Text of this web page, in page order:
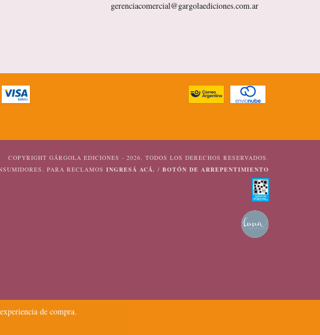
de compra.
gerenciacomercial@gargolaediciones.com.ar
COPYRIGHT GÁRGOLA EDICIONES - 2026. TODOS LOS DERECHOS RESERVADOS.
PARA RECLAMOS INGRESÁ ACÁ. / BOTÓN DE ARREPENTIMIENTO